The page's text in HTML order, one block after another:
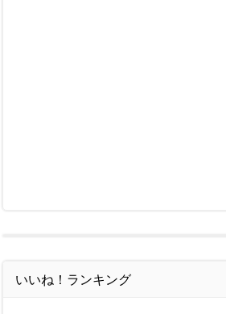
いいね！ランキング